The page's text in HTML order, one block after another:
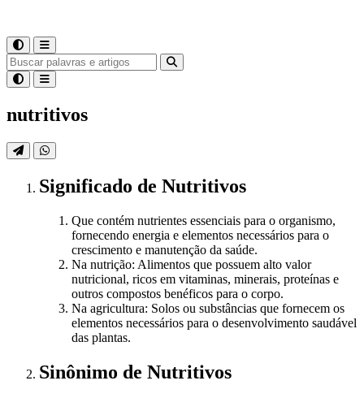
nutritivos
Significado de Nutritivos
Que contém nutrientes essenciais para o organismo,
fornecendo energia e elementos necessários para o
crescimento e manutenção da saúde.
Na nutrição: Alimentos que possuem alto valor
nutricional, ricos em vitaminas, minerais, proteínas e
outros compostos benéficos para o corpo.
Na agricultura: Solos ou substâncias que fornecem os
elementos necessários para o desenvolvimento saudável
das plantas.
Sinônimo de Nutritivos